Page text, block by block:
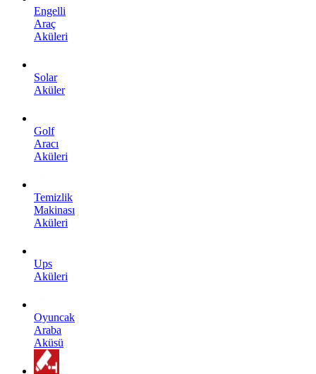
Engelli
Araç
Aküleri
Solar
Aküler
Golf
Aracı
Aküleri
Temizlik
Makinası
Aküleri
Ups
Aküleri
Oyuncak
Araba
Aküsü